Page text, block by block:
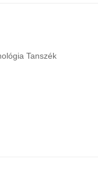
Tanszék